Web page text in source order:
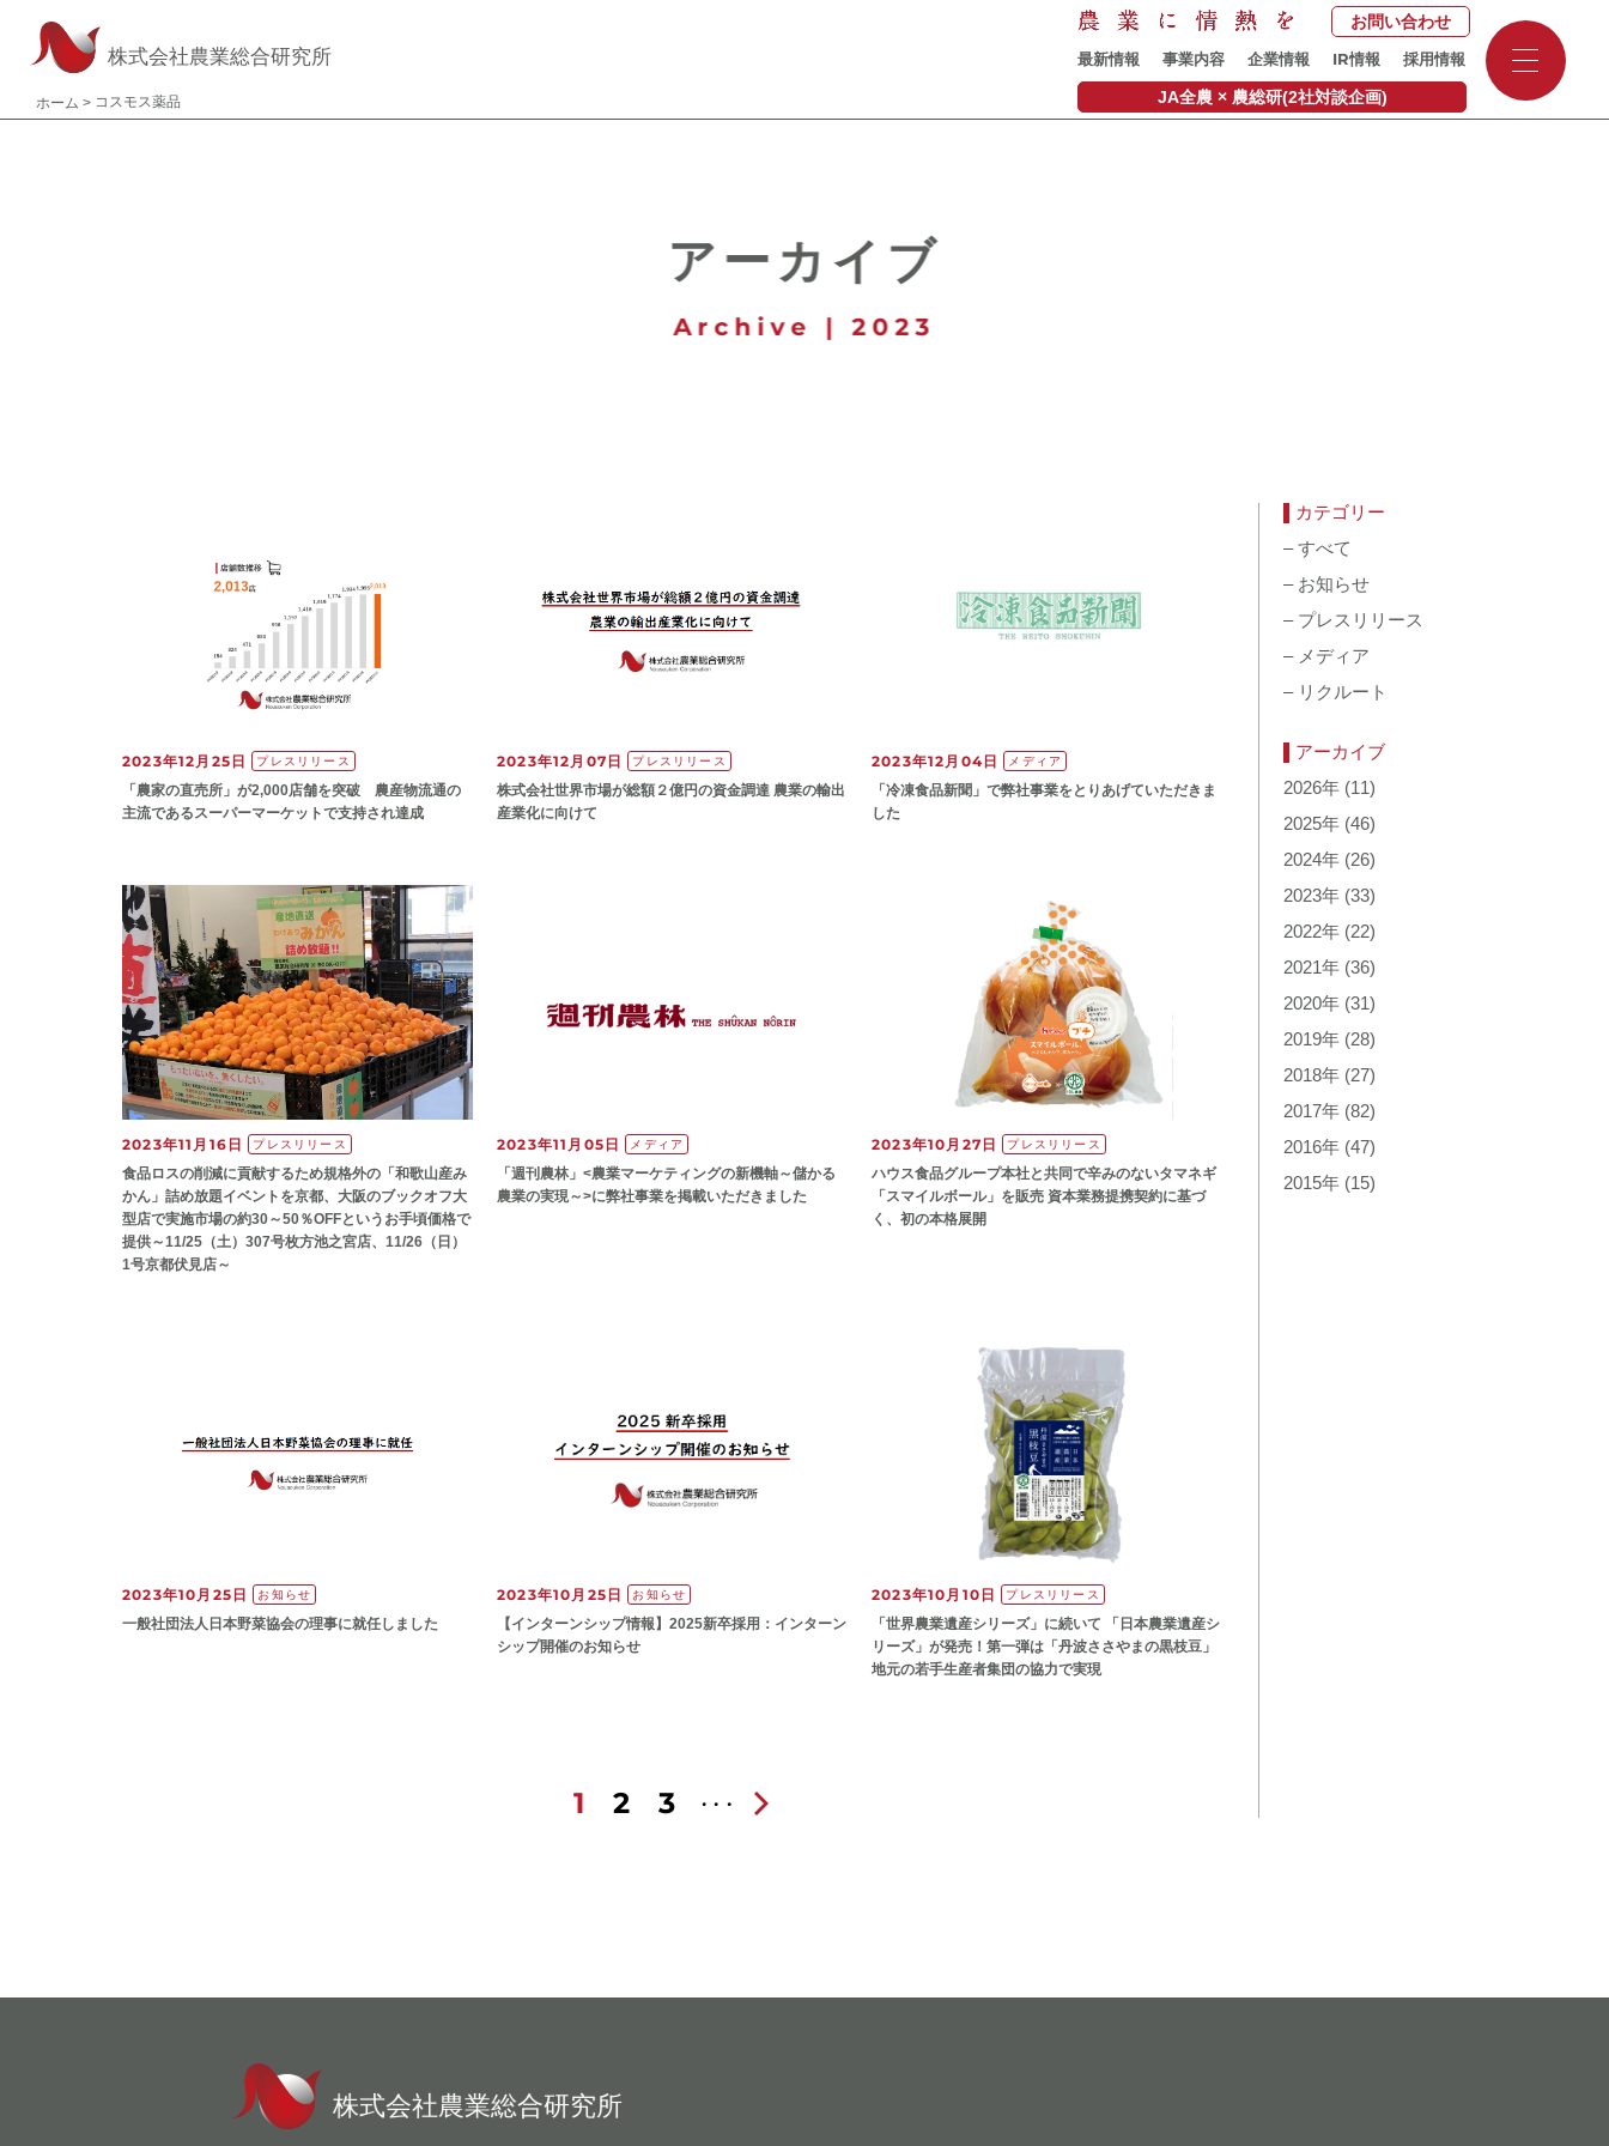
株式会社農業総合研究所 最新情報 事業内容 企業情報 IR情報 採用情報
お問い合わせ
ホーム > コスモス薬品 JA全農 × 農総研(2社対談企画)
-
-
アーカイブ
Archive | 2023
2023年12月25日 プレスリリース
「農家の直売所」が2,000店舗を突破 農産物流通の
主流であるスーパーマーケットで支持され達成
2023年12月07日 プレスリリース
株式会社世界市場が総額２億円の資金調達 農業の輸出
産業化に向けて
2023年12月04日 メディア
「冷凍食品新聞」で弊社事業をとりあげていただきま
した
2023年11月16日 プレスリリース
食品ロスの削減に貢献するため規格外の「和歌山産み
かん」詰め放題イベントを京都、大阪のブックオフ大
型店で実施市場の約30～50％OFFというお手頃価格で
提供～11/25（土）307号枚方池之宮店、11/26（日）
1号京都伏見店～
2023年11月05日 メディア
「週刊農林」<農業マーケティングの新機軸～儲かる
農業の実現～>に弊社事業を掲載いただきました
2023年10月27日 プレスリリース
ハウス食品グループ本社と共同で辛みのないタマネギ
「スマイルボール」を販売 資本業務提携契約に基づ
く、初の本格展開
2023年10月25日 お知らせ
一般社団法人日本野菜協会の理事に就任しました
2023年10月25日 お知らせ
【インターンシップ情報】2025新卒採用：インターン
シップ開催のお知らせ
2023年10月10日 プレスリリース
「世界農業遺産シリーズ」に続いて 「日本農業遺産シ
リーズ」が発売！第一弾は「丹波ささやまの黒枝豆」
地元の若手生産者集団の協力で実現
1 2 3
カテゴリー
–すべて
– お知らせ
– プレスリリース
– メディア
– リクルート
アーカイブ
2026年 (11)
2025年 (46)
2024年 (26)
2023年 (33)
2022年 (22)
2021年 (36)
2020年 (31)
2019年 (28)
2018年 (27)
2017年 (82)
2016年 (47)
2015年 (15)
株式会社農業総合研究所